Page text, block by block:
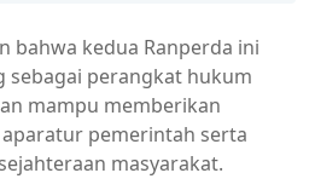
bahwa kedua Ranperda ini
sebagai perangkat hukum
mampu memberikan
pemerintah serta
masyarakat.